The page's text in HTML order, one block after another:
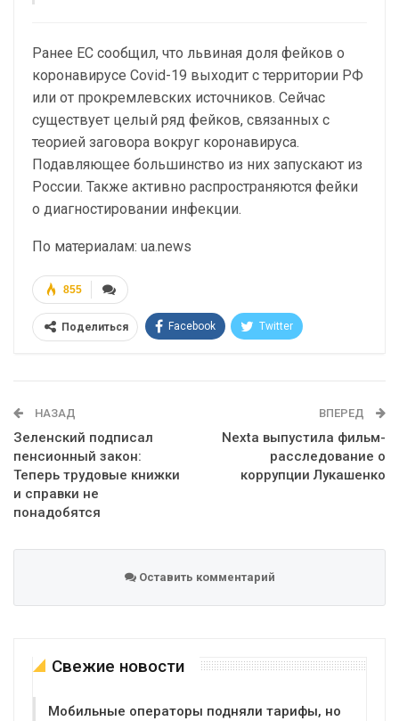
Ранее ЕС сообщил, что львиная доля фейков о
коронавирусе Covid-19 выходит с территории РФ
или от прокремлевских источников. Сейчас
существует целый ряд фейков, связанных с
теорией заговора вокруг коронавируса.
Подавляющее большинство из них запускают из
России. Также активно распространяются фейки
о диагностировании инфекции.
По материалам: ua.news
855
Поделиться Facebook Twitter
НАЗАД
Зеленский подписал
пенсионный закон:
Теперь трудовые книжки
и справки не
понадобятся
ВПЕРЕД
Nexta выпустила фильм-
расследование о
коррупции Лукашенко
Оставить комментарий
Свежие новости
Мобильные операторы подняли тарифы, но